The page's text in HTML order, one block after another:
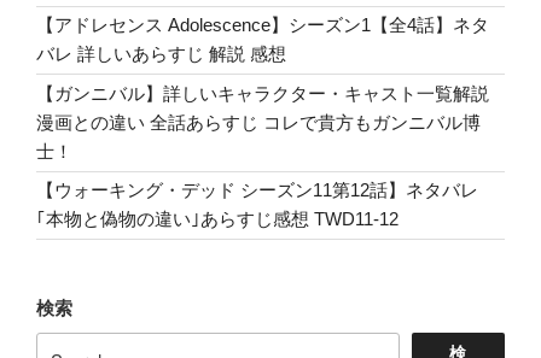
の
復
讐
と
漫
才
ら
【アドレセンス Adolescence】シーズン1【全4話】ネタ
バレ 詳しいあらすじ 解説 感想
【ガンニバル】詳しいキャラクター・キャスト一覧解説
漫画との違い 全話あらすじ コレで貴方もガンニバル博
士！
【ウォーキング・デッド シーズン11第12話】ネタバレ
｢本物と偽物の違い｣あらすじ感想 TWD11-12
検索
検